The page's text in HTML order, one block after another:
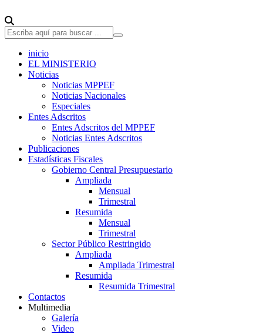
inicio
EL MINISTERIO
Noticias
Noticias MPPEF
Noticias Nacionales
Especiales
Entes Adscritos
Entes Adscritos del MPPEF
Noticias Entes Adscritos
Publicaciones
Estadísticas Fiscales
Gobierno Central Presupuestario
Ampliada
Mensual
Trimestral
Resumida
Mensual
Trimestral
Sector Público Restringido
Ampliada
Ampliada Trimestral
Resumida
Resumida Trimestral
Contactos
Multimedia
Galería
Video